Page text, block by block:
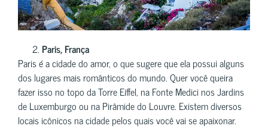
Paris, França
Paris é a cidade do amor, o que sugere que ela possui alguns
dos lugares mais românticos do mundo. Quer você queira
fazer isso no topo da Torre Eiffel, na Fonte Medici nos Jardins
de Luxemburgo ou na Pirâmide do Louvre. Existem diversos
locais icônicos na cidade pelos quais você vai se apaixonar.